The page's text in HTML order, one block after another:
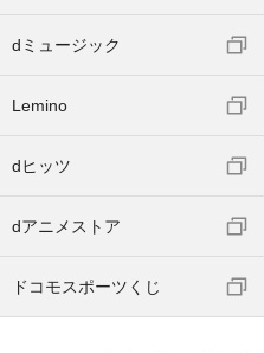
dミュージック
Lemino
dヒッツ
dアニメストア
ドコモスポーツくじ